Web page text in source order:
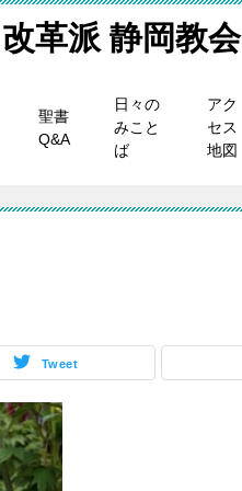
革派 静岡教会
聖書
Q&A
日々の
みこと
ば
アク
セス
地図
Tweet